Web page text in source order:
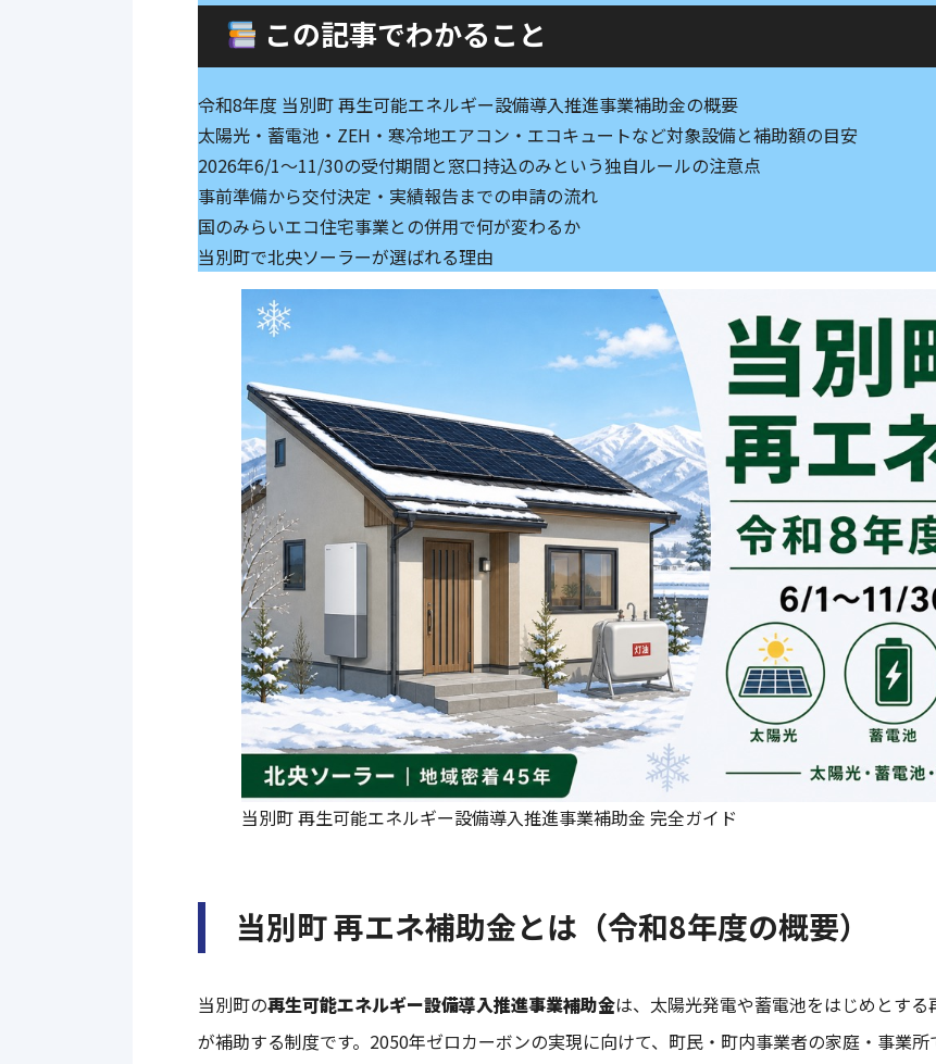
この記事でわかること
令和8年度 当別町 再生可能エネルギー設備導入推進事業補助金の概要
太陽光・蓄電池・ZEH・寒冷地エアコン・エコキュートなど対象設備と補助額の目安
2026年6/1〜11/30の受付期間と窓口持込のみという独自ルールの注意点
事前準備から交付決定・実績報告までの申請の流れ
国のみらいエコ住宅事業との併用で何が変わるか
当別町で北央ソーラーが選ばれる理由
当別町 再生可能エネルギー設備導入推進事業補助金 完全ガイド
当別町 再エネ補助金とは（令和8年度の概要）
当別町の再生可能エネルギー設備導入推進事業補助金は、太陽光発電や蓄電池をはじめとす
が補助する制度です。2050年ゼロカーボンの実現に向けて、町民・町内事業者の家庭・事業